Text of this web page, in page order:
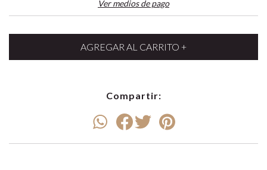
Ver medios de pago
Compartir: